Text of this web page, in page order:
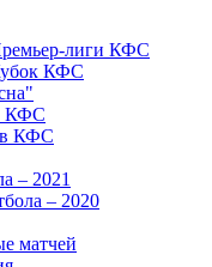
лиги КФС
КФС
КФС
КФС
– 2021
– 2020
матчей